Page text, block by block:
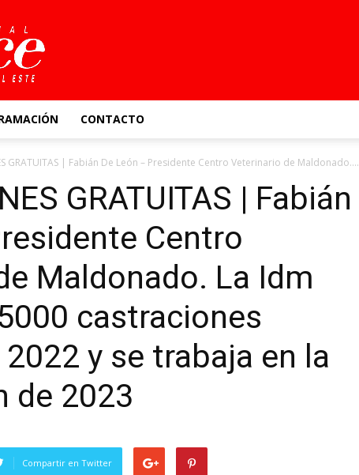
CONTACTO
GRATUITAS | Fabián De León – Presidente Centro Veterinario de Maldonado....
GRATUITAS | Fabián
Centro
Maldonado. La Idm
castraciones
y se trabaja en la
de 2023
Compartir en Twitter